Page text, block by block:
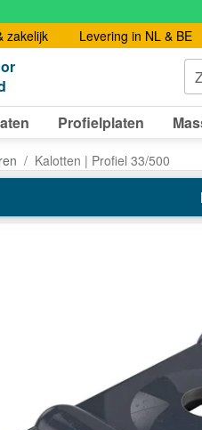
zakelijk Levering in NL & BE
Profielplaten
Kalotten | Profiel 33/500